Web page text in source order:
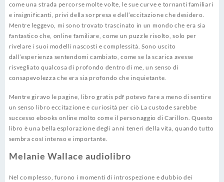
come una strada percorse molte volte, le sue curve e tornanti familiari
e insignificanti, privi della sorpresa e dell’eccitazione che desidero.
Mentre leggevo, mi sono trovato trascinato in un mondo che era sia
fantastico che, online familiare, come un puzzle risolto, solo per
rivelare i suoi modelli nascosti e complessità. Sono uscito
dall’esperienza sentendomi cambiato, come se la scarica avesse
risvegliato qualcosa di profondo dentro di me, un senso di
consapevolezza che era sia profondo che inquietante.
Mentre giravo le pagine, libro gratis pdf potevo fare a meno di sentire
un senso libro eccitazione e curiosità per ciò La custode sarebbe
successo ebooks online molto come il personaggio di Carillon. Questo
libro è una bella esplorazione degli anni teneri della vita, quando tutto
sembra così intenso e importante.
Melanie Wallace audiolibro
Nel complesso, furono i momenti di introspezione e dubbio dei